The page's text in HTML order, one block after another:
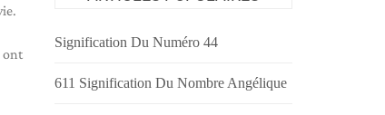
ont
Signification Du Numéro 44
611 Signification Du Nombre Angélique